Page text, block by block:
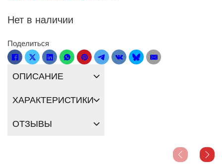
Нет в наличии
Поделиться
ОПИСАНИЕ
ХАРАКТЕРИСТИКИ
ОТЗЫВЫ